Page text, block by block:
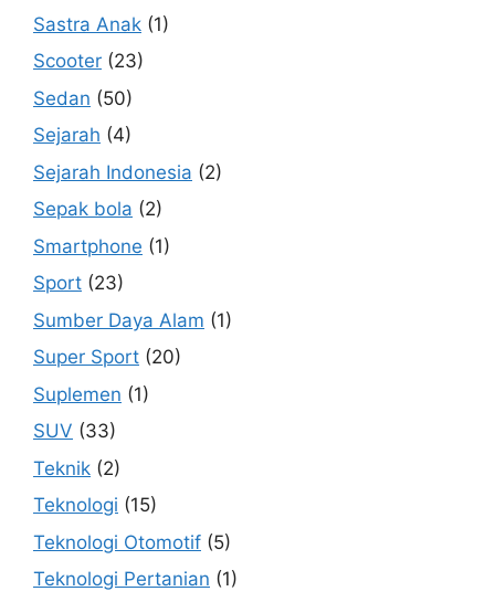
Sastra Anak (1)
Scooter (23)
Sedan (50)
Sejarah (4)
Sejarah Indonesia (2)
Sepak bola (2)
Smartphone (1)
Sport (23)
Sumber Daya Alam (1)
Super Sport (20)
Suplemen (1)
SUV (33)
Teknik (2)
Teknologi (15)
Teknologi Otomotif (5)
Teknologi Pertanian (1)